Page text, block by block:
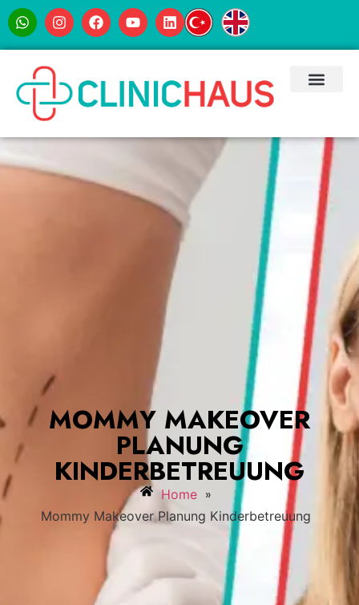
MOMMY MAKEOVER
PLANUNG
KINDERBETREUUNG
Home »
Mommy Makeover Planung Kinderbetreuung